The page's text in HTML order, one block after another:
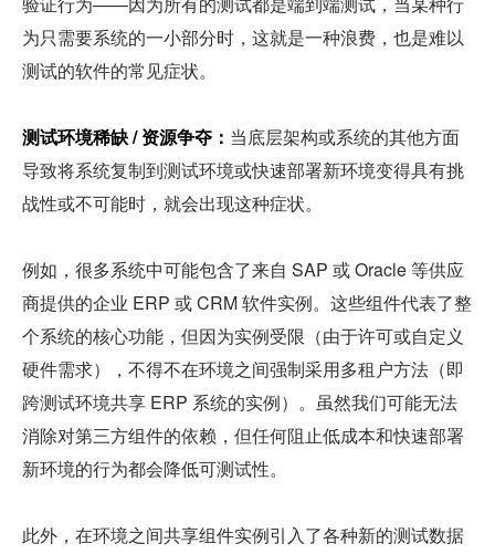
为只需要系统的一小部分时，这就是一种浪费，也是难以
测试的软件的常见症状。
测试环境稀缺 / 资源争夺： 当底层架构或系统的其他方面
导致将系统复制到测试环境或快速部署新环境变得具有挑
战性或不可能时，就会出现这种症状。
例如，很多系统中可能包含了来自 SAP 或 Oracle 等供应
商提供的企业 ERP 或 CRM 软件实例。这些组件代表了整
个系统的核心功能，但因为实例受限（由于许可或自定义
硬件需求），不得不在环境之间强制采用多租户方法（即
跨测试环境共享 ERP 系统的实例）。虽然我们可能无法
消除对第三方组件的依赖，但任何阻止低成本和快速部署
新环境的行为都会降低可测试性。
此外，在环境之间共享组件实例引入了各种新的测试数据